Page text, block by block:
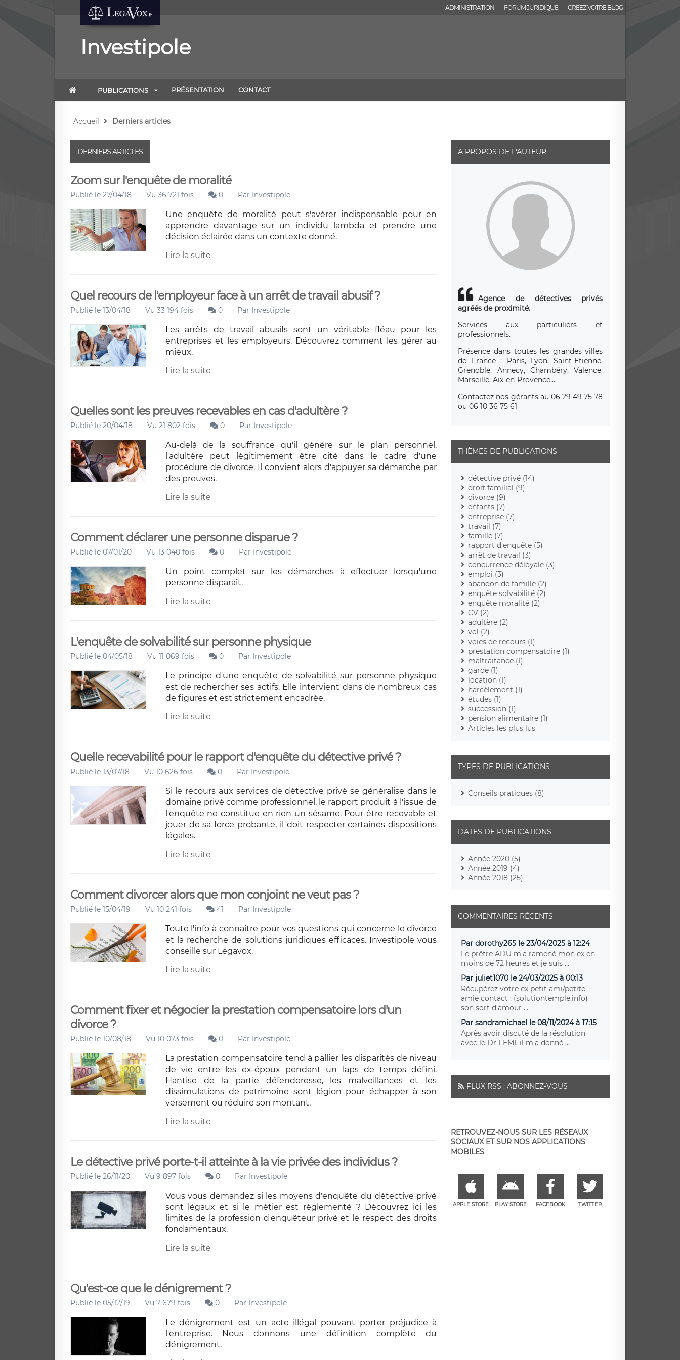
ADMINISTRATION FORUM JURIDIQUE CRÉEZ VOTRE BLOG
Investipole
PUBLICATIONS PRÉSENTATION CONTACT
Accueil Derniers articles
DERNIERS ARTICLES
Zoom sur l'enquête de moralité
Publié le 27/04/18 Vu 36 721 fois 0 Par Investipole
Une enquête de moralité peut s'avérer indispensable pour en
apprendre davantage sur un individu lambda et prendre une
décision éclairée dans un contexte donné.
Lire la suite
Quel recours de l'employeur face à un arrêt de travail abusif ?
Publié le 13/04/18 Vu 33 194 fois 0 Par Investipole
Les arrêts de travail abusifs sont un véritable fléau pour les
entreprises et les employeurs. Découvrez comment les gérer au
mieux.
Lire la suite
Quelles sont les preuves recevables en cas d'adultère ?
Publié le 20/04/18 Vu 21 802 fois 0 Par Investipole
Au-delà de la souffrance qu'il génère sur le plan personnel,
l'adultère peut légitimement être cité dans le cadre d'une
procédure de divorce. Il convient alors d'appuyer sa démarche par
des preuves.
Lire la suite
Comment déclarer une personne disparue ?
Publié le 07/01/20 Vu 13 040 fois 0 Par Investipole
Un point complet sur les démarches à effectuer lorsqu'une
personne disparaît.
Lire la suite
L'enquête de solvabilité sur personne physique
Publié le 04/05/18 Vu 11 069 fois 0 Par Investipole
Le principe d'une enquête de solvabilité sur personne physique
est de rechercher ses actifs. Elle intervient dans de nombreux cas
de figures et est strictement encadrée.
Lire la suite
Quelle recevabilité pour le rapport d'enquête du détective privé ?
Publié le 13/07/18 Vu 10 626 fois 0 Par Investipole
Si le recours aux services de détective privé se généralise dans le
domaine privé comme professionnel, le rapport produit à l'issue de
l'enquête ne constitue en rien un sésame. Pour être recevable et
jouer de sa force probante, il doit respecter certaines dispositions
légales.
Lire la suite
Comment divorcer alors que mon conjoint ne veut pas ?
Publié le 15/04/19 Vu 10 241 fois 41 Par Investipole
Toute l'info à connaître pour vos questions qui concerne le divorce
et la recherche de solutions juridiques efficaces. Investipole vous
conseille sur Legavox.
Lire la suite
Comment fixer et négocier la prestation compensatoire lors d'un
divorce ?
Publié le 10/08/18 Vu 10 073 fois 0 Par Investipole
La prestation compensatoire tend à pallier les disparités de niveau
de vie entre les ex-époux pendant un laps de temps défini.
Hantise de la partie défenderesse, les malveillances et les
dissimulations de patrimoine sont légion pour échapper à son
versement ou réduire son montant.
Lire la suite
Le détective privé porte-t-il atteinte à la vie privée des individus ?
Publié le 26/11/20 Vu 9 897 fois 0 Par Investipole
Vous vous demandez si les moyens d'enquête du détective privé
sont légaux et si le métier est réglementé ? Découvrez ici les
limites de la profession d'enquêteur privé et le respect des droits
fondamentaux.
Lire la suite
Qu'est-ce que le dénigrement ?
Publié le 05/12/19 Vu 7 679 fois 0 Par Investipole
Le dénigrement est un acte illégal pouvant porter préjudice à
l'entreprise. Nous donnons une définition complète du
dénigrement.
A PROPOS DE L'AUTEUR
Agence de détectives privés
agréés de proximité.
Services aux particuliers et
professionnels.
Présence dans toutes les grandes villes
de France : Paris, Lyon, Saint-Etienne,
Grenoble, Annecy, Chambéry, Valence,
Marseille, Aix-en-Provence...
Contactez nos gérants au 06 29 49 75 78
ou 06 10 36 75 61
THÈMES DE PUBLICATIONS
détective privé (14)
droit familial (9)
divorce (9)
enfants (7)
entreprise (7)
travail (7)
famille (7)
rapport d'enquête (5)
arrêt de travail (3)
concurrence déloyale (3)
emploi (3)
abandon de famille (2)
enquête solvabilité (2)
enquête moralité (2)
CV (2)
adultère (2)
vol (2)
voies de recours (1)
prestation compensatoire (1)
maltraitance (1)
garde (1)
location (1)
harcèlement (1)
études (1)
succession (1)
pension alimentaire (1)
Articles les plus lus
TYPES DE PUBLICATIONS
Conseils pratiques (8)
DATES DE PUBLICATIONS
Année 2020 (5)
Année 2019 (4)
Année 2018 (25)
COMMENTAIRES RÉCENTS
Par dorothy265 le 23/04/2025 à 12:24
Le prêtre ADU m'a ramené mon ex en
moins de 72 heures et je suis ...
Par juliet1070 le 24/03/2025 à 00:13
Récupérez votre ex petit ami/petite
amie contact : (solutiontemple.info)
son sort d'amour ...
Par sandramichael le 08/11/2024 à 17:15
Après avoir discuté de la résolution
avec le Dr FEMI, il m'a donné ...
FLUX RSS : ABONNEZ-VOUS
RETROUVEZ-NOUS SUR LES RÉSEAUX
SOCIAUX ET SUR NOS APPLICATIONS
MOBILES
APPLE STORE PLAY STORE FACEBOOK TWITTER